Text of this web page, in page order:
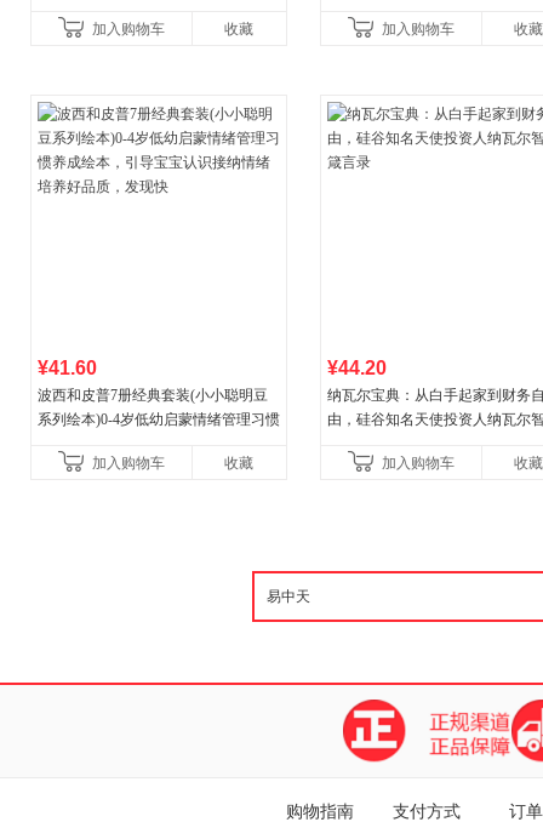
加入购物车 收藏
菘、张军、周黎安、王烁联
加入购物车 收藏
¥41.60
波西和皮普7册经典套装(小小聪明豆
系列绘本)0-4岁低幼启蒙情绪管理习惯
养好品质，发现快
加入购物车 收藏
¥44.20
纳瓦尔宝典：从白手起家到财务
由，硅谷知名天使投资人纳瓦尔
加入购物车
收藏
购物指南 支付方式 订